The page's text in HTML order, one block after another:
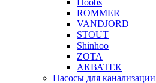
Hoobs
ROMMER
VANDJORD
STOUT
Shinhoo
ZOTA
АКВАТЕК
Насосы для канализации